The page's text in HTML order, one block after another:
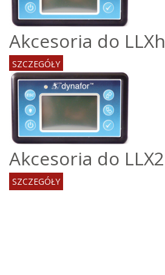
Akcesoria do LLXh
SZCZEGÓŁY
Akcesoria do LLX2
SZCZEGÓŁY